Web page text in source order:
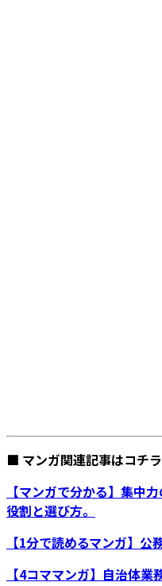
■ マンガ関連記事はコチラ
【マンガで分かる】集中
役割と選び方。
【1分で読めるマンガ】
【4コママンガ】自治体